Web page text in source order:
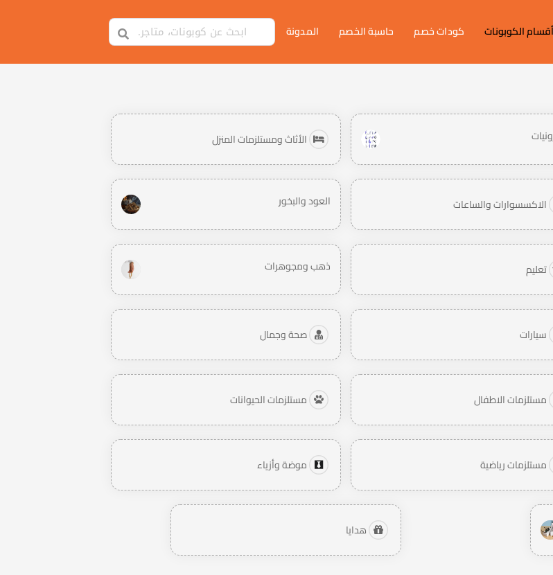
أقسام الكوبونات كودات خصم حاسبة الخصم المدونة
الأثاث ومستلزمات المنزل
الاكسسوارات والساعات العود والبخور
تعليم ذهب ومجوهرات
سيارات صحة وجمال
مستلزمات الاطفال مستلزمات الحيوانات
مستلزمات رياضية موضة وأزياء
هدايا